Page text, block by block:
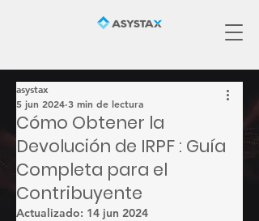
Cómo Obtener la
Devolución de IRPF : Guía
Completa para el
Contribuyente
asystax
5 jun 2024 3 min de lectura
Actualizado: 14 jun 2024